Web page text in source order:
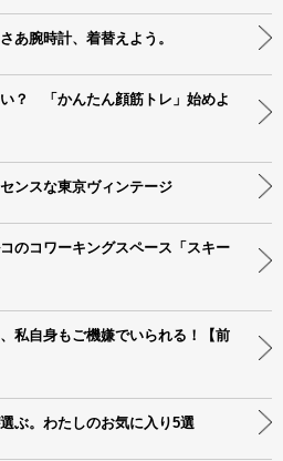
あ腕時計、着替えよう。
？ 「かんたん顔筋トレ」始めよ
ンスな東京ヴィンテージ
のコワーキングスペース「スキー
私自身もご機嫌でいられる！【前
ぶ。わたしのお気に入り5選